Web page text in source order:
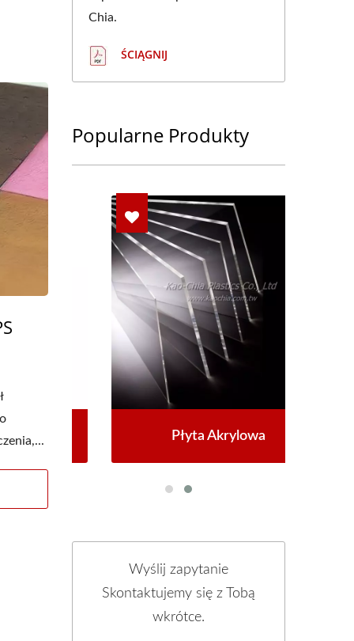
Chia.
ŚCIĄGNIJ
Popularne Produkty
Płyta Akrylowa
Wyślij zapytanie
Skontaktujemy się z Tobą
wkrótce.